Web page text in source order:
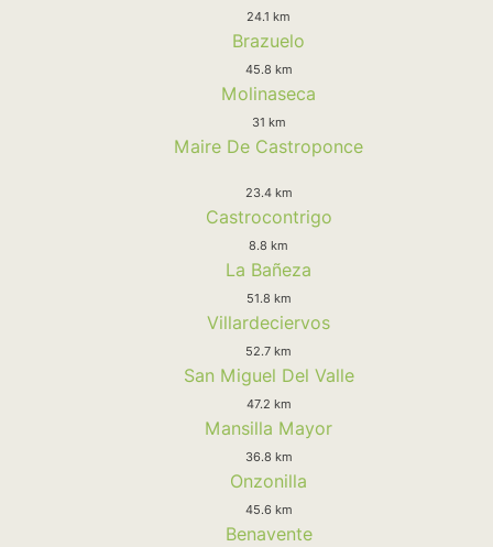
24.1 km
Brazuelo
45.8 km
Molinaseca
31 km
Maire De Castroponce
23.4 km
Castrocontrigo
8.8 km
La Bañeza
51.8 km
Villardeciervos
52.7 km
San Miguel Del Valle
47.2 km
Mansilla Mayor
36.8 km
Onzonilla
45.6 km
Benavente